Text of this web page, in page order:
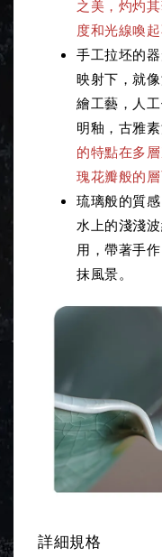
之美，灼灼
度和光線喚起
手工拉坯的
映射下，就
繪工藝，人
明釉，古雅
的特點在多
瑰花瓣般的層
琉璃般的質
水上的淺淺
用，帶著手
抹風景。
詳細規格